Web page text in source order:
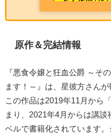
原作＆完結情報
『悪食令嬢と狂血公爵 ～そ
ます！～』は、星彼方さん
この作品は2019年11月から
まり、2021年4月からは講
ベルで書籍化されています